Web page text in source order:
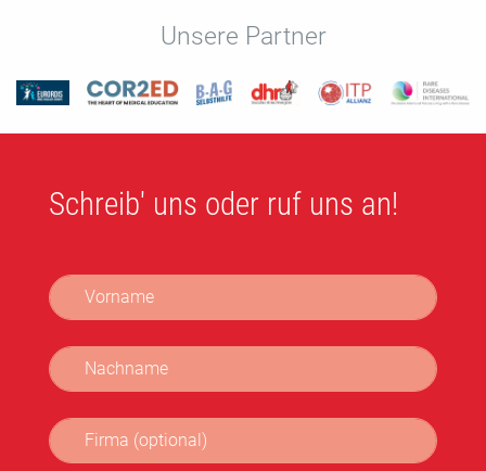
Unsere Partner
Schreib' uns oder ruf uns an!
Vorname
Nachname
Firma (optional)